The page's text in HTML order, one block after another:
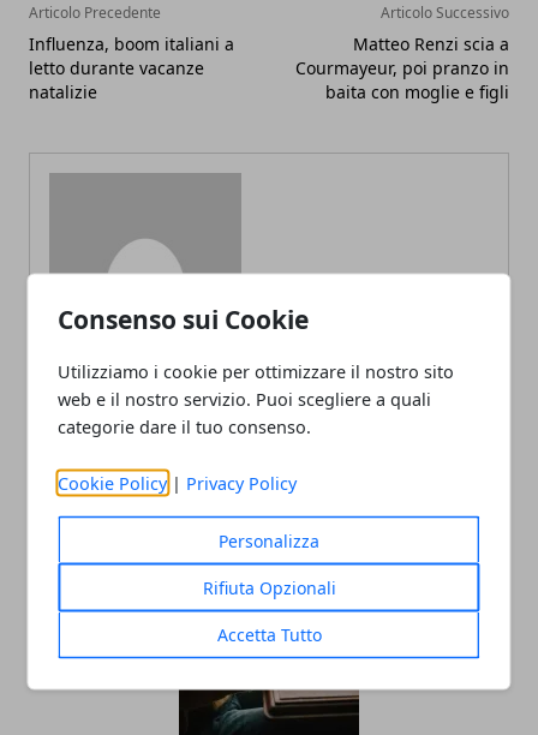
Consenso sui Cookie
Utilizziamo i cookie per ottimizzare il nostro sito
web e il nostro servizio. Puoi scegliere a quali
categorie dare il tuo consenso.
Cookie Policy | Privacy Policy
Personalizza
Rifiuta Opzionali
Accetta Tutto
Articolo Precedente
Influenza, boom italiani a
letto durante vacanze
natalizie
Articolo Successivo
Matteo Renzi scia a
Courmayeur, poi pranzo in
baita con moglie e figli